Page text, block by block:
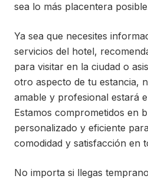
sea lo más placentera
Ya sea que necesites
servicios del hotel,
para visitar en la ciudad o
otro aspecto de tu estancia,
amable y profesional estará
Estamos comprometidos en
personalizado y eficiente
comodidad y satisfacción en
No importa si llegas